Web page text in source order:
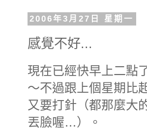
2006年3月27日 星期一
感覺不好...
現在已經快早上二點
～不過跟上個星期比
又要打針（都那麼大
丟臉喔…）。